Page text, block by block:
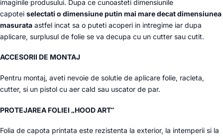
imaginile produsului. Dupa ce cunoasteti dimensiunile
capotei selectati o dimensiune putin mai mare decat dimensiunea
masurata astfel incat sa o puteti acoperi in intregime iar dupa
aplicare, surplusul de folie se va decupa cu un cutter sau cutit.
ACCESORII DE MONTAJ
Pentru montaj, aveti nevoie de solutie de aplicare folie, racleta,
cutter, si un pistol cu aer cald sau uscator de par.
PROTEJAREA FOLIEI „HOOD ART”
Folia de capota printata este rezistenta la exterior, la intemperii si la